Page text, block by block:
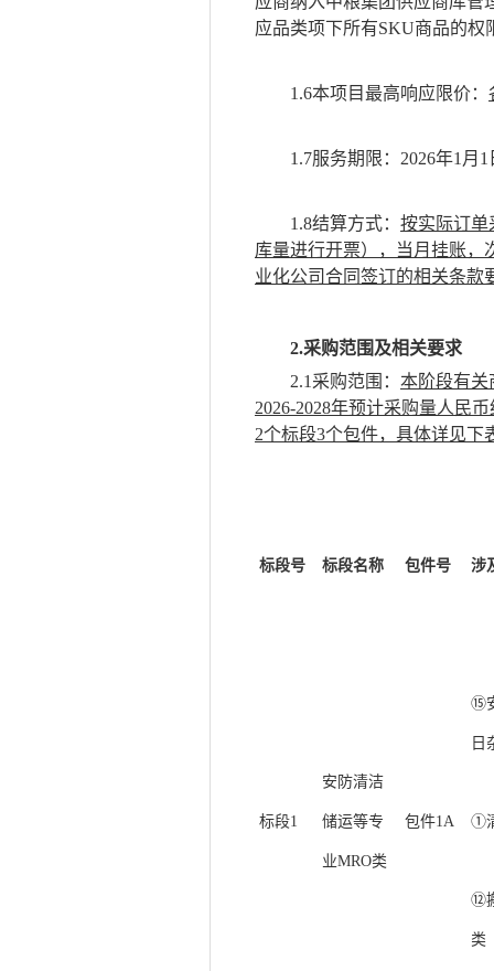
应品类项下所有SKU商品的权
1.6本项目最高响应限价：
1.7服务期限： 2026年1月
1.8结算方式： 按实际订单
库量进行开票），当月挂账，
业化公司合同签订的相关条款
2.采购范围及相关要求
2.1采购范围： 本阶段有关
2026-2028年预计采购量人民币
2个标段3个包件，具体详见下
标段号 标段名称 包件号 涉
标段1
安防清洁
储运等专
业MRO类
包件1A
⑮
日
①
⑫
类